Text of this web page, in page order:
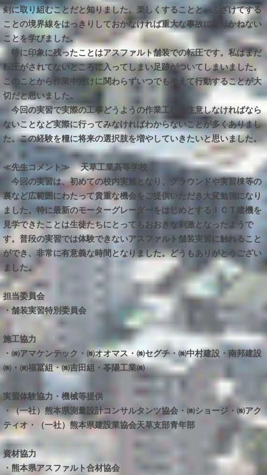
剣に取り組むことだと知りました。楽しくすることと、ふざけてする
ことの境界線をはっきりしておかなければ重大な事故になりかねない
ことを学びました。
特に印象に残ったことはアスファルト舗装での転圧です。私はまだ
転圧がされてないところに入ってしまい足跡がついてしまいました。
このことから作業中だけに関わらずいつでも考えて行動することが大
切だと思いました。
今回の実習で実際の工事どうようの作業工程や注意しなければなら
ないことなど実際に行ってみなければわからないことが多くありまし
た。この経験を糧に将来の選択肢を増やしていきたいと思いました。
≪先生コメント≫天草工業高等学校
今回の実習は、初めての校内実施となり、グラウンドや実習棟等の
裏など広範囲にわたって貴重な機会をご提供いただき大変勉強になり
ました。特に最新のモーターグレーダーをはじめとするＩＣＴ建機を
見学できたことは生徒たちにとってもおおきな刺激となったようで
す。普段の実習では体験できないアスファルト舗装実習に触れること
ができ、非常に有意義な時間となりました。どうもありがとうござい
ました。
担当委員会
・舗装実習特別委員会
施工協力
・㈱アマケンテック・㈱オオマス・㈱セグチ・㈱中村建設・南邦建設
㈱・㈾福冨組・㈱吉田組・苓陽工業㈱
実習体験協力・機械等提供
・（一社）熊本県測量設計コンサルタンツ協会・㈱ショージ・㈱アク
ティオ・（一社）熊本県建設業協会天草支部青年部
資材協力
・熊本県アスファルト合材協会